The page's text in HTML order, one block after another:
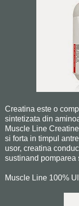
Creatina este o
sintetizata din
Muscle Line
si forta in timpul
usor, creatina
sustinand pomparea
Muscle Line 100%